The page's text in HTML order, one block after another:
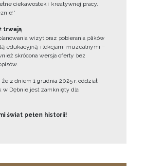
ciekawostek i kreatywnej pracy.
trwają
wizyt oraz pobierania plików
edukacyjną i lekcjami muzealnymi –
skrócona wersja oferty bez
z dniem 1 grudnia 2025 r. oddział
Dębnie jest zamknięty dla
świat pełen historii!